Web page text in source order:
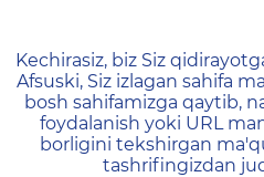
404 —
Kechirasiz, biz Siz
Afsuski, Siz izlagan sahifa
bosh sahifamizga qaytib,
foydalanish yoki URL
borligini tekshirgan
tashrifingizdan